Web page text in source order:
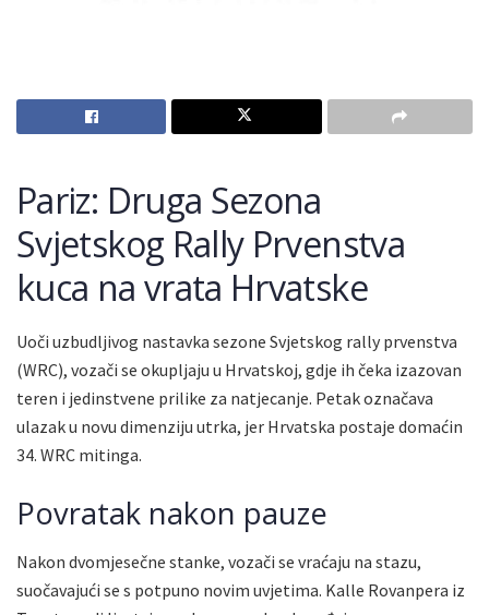
Pariz: Druga Sezona
Svjetskog Rally Prvenstva
kuca na vrata Hrvatske
Uoči uzbudljivog nastavka sezone Svjetskog rally prvenstva
(WRC), vozači se okupljaju u Hrvatskoj, gdje ih čeka izazovan
teren i jedinstvene prilike za natjecanje. Petak označava
ulazak u novu dimenziju utrka, jer Hrvatska postaje domaćin
34. WRC mitinga.
Povratak nakon pauze
Nakon dvomjesečne stanke, vozači se vraćaju na stazu,
suočavajući se s potpuno novim uvjetima. Kalle Rovanpera iz